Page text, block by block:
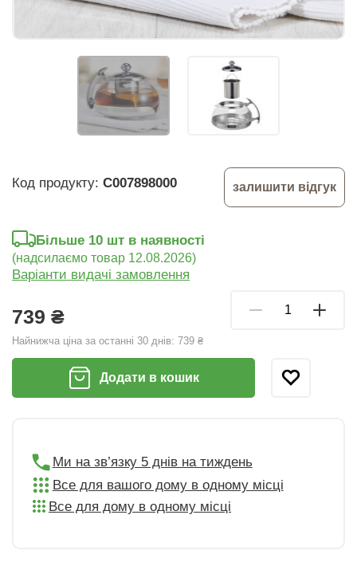
Код продукту: C007898000 залишити відгук
739 ₴
Найнижча ціна за останні 30 днів: 739 ₴
Більше 10 шт в наявності
(надсилаємо товар 12.08.2026)
Варіанти видачі замовлення
Додати в кошик
Ми на зв’язку 5 днів на тиждень
Все для вашого дому в одному місці
Все для дому в одному місці